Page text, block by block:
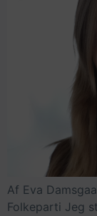
Af Eva
Folkeparti Jeg